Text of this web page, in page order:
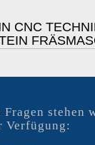
CNC
stehen
Verfügung: